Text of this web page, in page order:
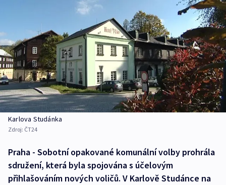
Karlova Studánka
Zdroj: ČT24
Praha - Sobotní opakované komunální volby prohrála
sdružení, která byla spojována s účelovým
přihlašováním nových voličů. V Karlově Studánce na